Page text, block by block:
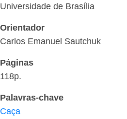
Universidade de Brasília
Orientador
Carlos Emanuel Sautchuk
Páginas
118p.
Palavras-chave
Caça